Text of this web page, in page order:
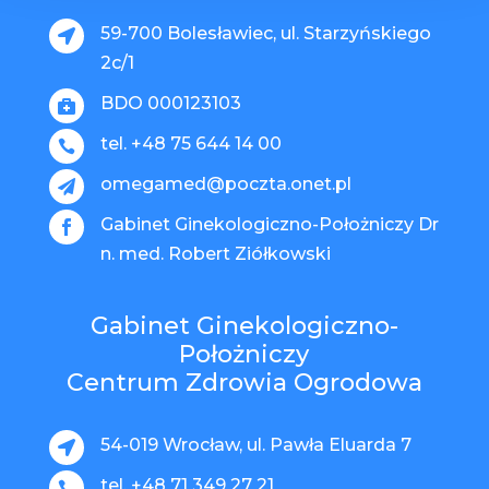

59-700 Bolesławiec, ul. Starzyńskiego
2c/1
 BDO 000123103
 tel. +48 75 644 14 00
 omegamed@poczta.onet.pl

Gabinet Ginekologiczno-Położniczy Dr
n. med. Robert Ziółkowski
Gabinet Ginekologiczno-
Położniczy
Centrum Zdrowia Ogrodowa
 54-019 Wrocław, ul. Pawła Eluarda 7